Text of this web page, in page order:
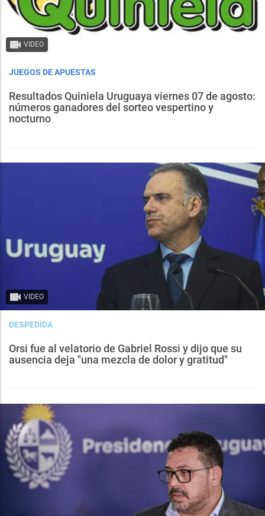
VIDEO
JUEGOS DE APUESTAS
Resultados Quiniela Uruguaya viernes 07 de agosto:
números ganadores del sorteo vespertino y
nocturno
VIDEO
DESPEDIDA
Orsi fue al velatorio de Gabriel Rossi y dijo que su
ausencia deja "una mezcla de dolor y gratitud"